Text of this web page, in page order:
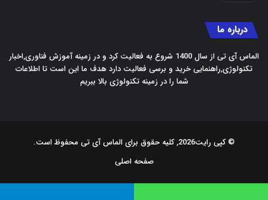
درباره ما
الماس آی تی از سال 1400 شروع به فعالیت کرد و در زمینه آموزش فناوری,اخبار
تکنولوژی,راهنمایی خرید و برسی فعالیت دارد هدف ما این است تا اطلاعات
شما را در زمینه تکنولوژی بالا ببریم
© کپی رایت2026, کلیه حقوق برای الماس آی تی محفوظ است.
صفحه اصلی